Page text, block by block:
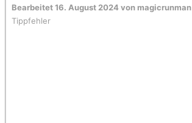
Bearbeitet16. August 2024von magicrunman
Tippfehler